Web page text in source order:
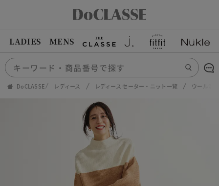
LADIES MENS
DoCLASSE レディース レディース セーター・ニット一覧 ウール混